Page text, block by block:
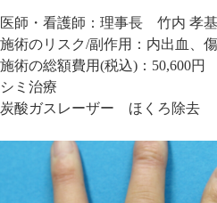
医師・看護師： 理事長 竹内 孝
施術のリスク/副作用： 内出血、
施術の総額費用(税込)： 50,600円
シミ治療
炭酸ガスレーザー ほくろ除去